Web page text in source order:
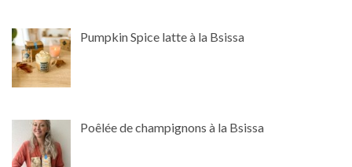
Pumpkin Spice latte à la Bsissa
Poêlée de champignons à la Bsissa